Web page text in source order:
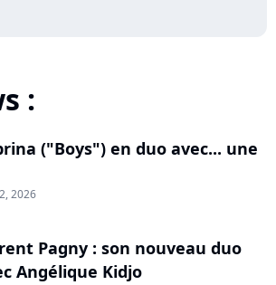
:
("Boys") en duo avec... une
2026
Pagny : son nouveau duo
Angélique Kidjo